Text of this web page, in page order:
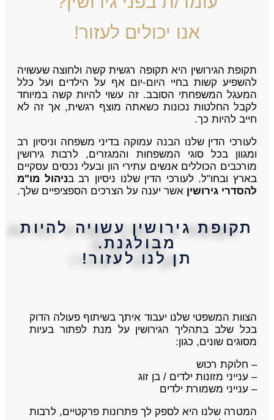
אנו יכולים לעזור!
תקופת הגירושין היא תקופה רגשית קשה ולחוצה שעשויה
להשפיע קשות בחיי היום-יום אף על הילדים ועל כלל
המעגל המשפחתי הסובב. זה עשוי להיות קשה במיוחד
לקבל החלטות נכונות כשאתה מוצף רגשית, אך זה לא
חייב להיות כך.
לעורכי הדין שלנו הבנה עמוקה בדיני משפחה וניסיון רב
ומגוון בכל סוגי המשפחות והמגזרים, לרבות גירושין
מורכבים הכוללים אנשים עתירי הון ובעלי נכסים עסקיים
בארץ ובחו"ל. לעורכי הדין שלנו ניסיון רב בניהול מו"מ
להסדרי גירושין אשר יענה על הצרכים הספציפיים שלך.
תקופת גירושין עשויה להיות
מבולגנת.
תן לנו לעזור!
הצוות המשפטי שלנו יעבוד איתך בשיתוף פעולה הדוק
בכל שלב בתהליך הגירושין על מנת לפתור בעיות
מסוגים שונים, כגון:
– חלוקת רכוש
– ענייני מזונות ילדים / בן זוג
– ענייני משמורת ילדים
המטרה שלנו היא לספק לך פתרונות פרקטיים, לרבות